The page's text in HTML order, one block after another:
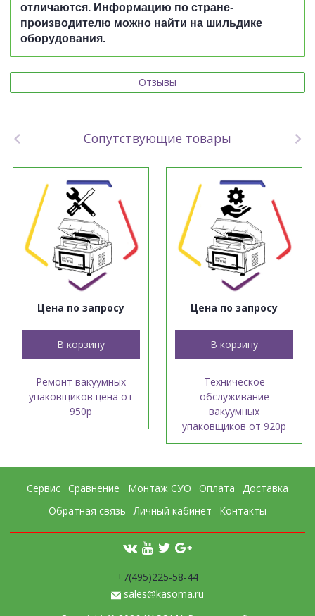
отличаются. Информацию по стране-
производителю можно найти на шильдике
оборудования.
Отзывы
Сопутствующие товары
Цена по запросу
В корзину
Ремонт вакуумных
упаковщиков цена от
950р
Цена по запросу
В корзину
Техническое
обслуживание
вакуумных
упаковщиков от 920р
Сервис Сравнение Монтаж СУО Оплата
Доставка
Обратная связь
Личный кабинет Контакты
+7(495)225-58-44
sales@kasoma.ru